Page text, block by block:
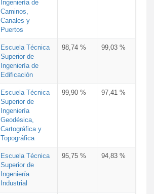
Ingeniería de
Caminos,
Canales y
Puertos
Escuela Técnica
Superior de
Ingeniería de
Edificación
98,74 % 99,03 %
Escuela Técnica
Superior de
Ingeniería
Geodésica,
Cartográfica y
Topográfica
99,90 % 97,41 %
Escuela Técnica
Superior de
Ingeniería
Industrial
95,75 % 94,83 %